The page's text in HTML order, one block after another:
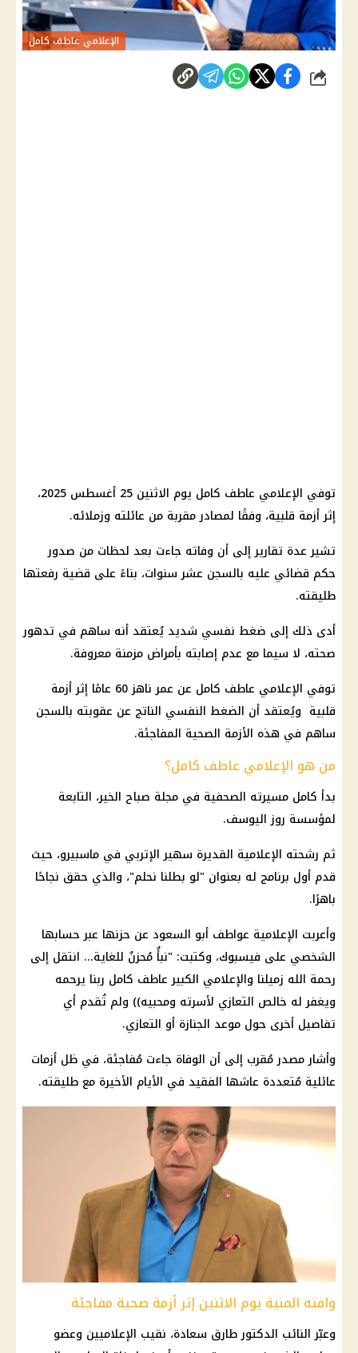
الإعلامي عاطف كامل
شارك
توفي الإعلامي عاطف كامل يوم الاثنين 25 أغسطس 2025،
إثر أزمة قلبية، وفقًا لمصادر مقربة من عائلته وزملائه.
تشير عدة تقارير إلى أن وفاته جاءت بعد لحظات من صدور
حكم قضائي عليه بالسجن عشر سنوات، بناءً على قضية رفعتها
طليقته.
أدى ذلك إلى ضغط نفسي شديد يُعتقد أنه ساهم في تدهور
صحته، لا سيما مع عدم إصابته بأمراض مزمنة معروفة.
توفي الإعلامي عاطف كامل عن عمر ناهز 60 عامًا إثر أزمة
قلبية ويُعتقد أن الضغط النفسي الناتج عن عقوبته بالسجن
ساهم في هذه الأزمة الصحية المفاجئة.
من هو الإعلامي عاطف كامل؟
بدأ كامل مسيرته الصحفية في مجلة صباح الخير، التابعة
لمؤسسة روز اليوسف.
ثم رشحته الإعلامية القديرة سهير الإتربي في ماسبيرو، حيث
قدم أول برنامج له بعنوان "لو بطلنا نحلم"، والذي حقق نجاحًا
باهرًا.
وأعربت الإعلامية عواطف أبو السعود عن حزنها عبر حسابها
الشخصي على فيسبوك، وكتبت: "نبأٌ مُحزنٌ للغاية... انتقل إلى
رحمة الله زميلنا والإعلامي الكبير عاطف كامل ربنا يرحمه
ويغفر له خالص التعازي لأسرته ومحبيه)) ولم تُقدم أي
تفاصيل أخرى حول موعد الجنازة أو التعازي.
وأشار مصدر مُقرب إلى أن الوفاة جاءت مُفاجئة، في ظل أزمات
عائلية مُتعددة عاشها الفقيد في الأيام الأخيرة مع طليقته.
وافته المنية يوم الاثنين إثر أزمة صحية مفاجئة
وعبّر النائب الدكتور طارق سعادة، نقيب الإعلاميين وعضو